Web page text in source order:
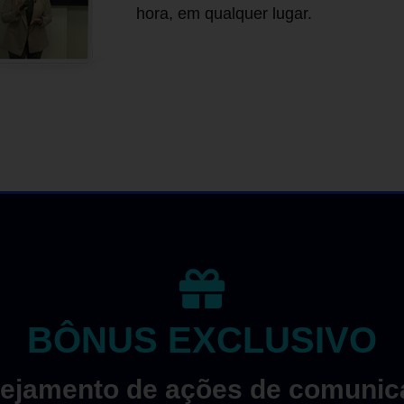
hora, em qualquer lugar.
BÔNUS EXCLUSIVO
de ações de